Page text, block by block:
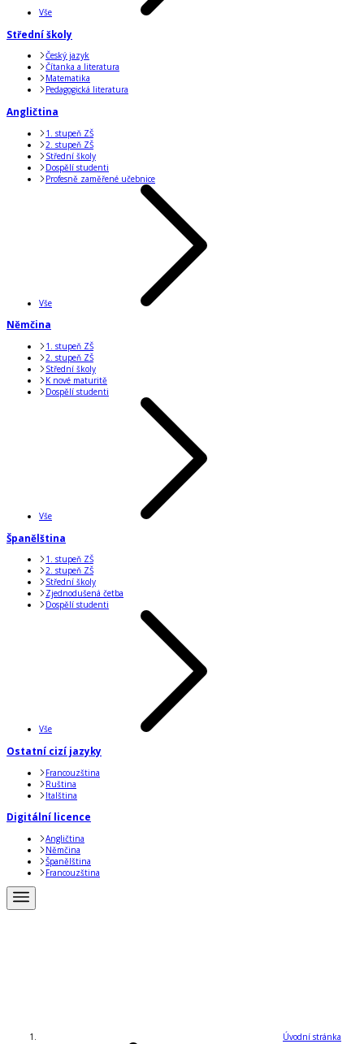
Vše
Střední školy
Český jazyk
Čítanka a literatura
Matematika
Pedagogická literatura
Angličtina
1. stupeň ZŠ
2. stupeň ZŠ
Střední školy
Dospělí studenti
Profesně zaměřené učebnice
Vše
Němčina
1. stupeň ZŠ
2. stupeň ZŠ
Střední školy
K nové maturitě
Dospělí studenti
Vše
Španělština
1. stupeň ZŠ
2. stupeň ZŠ
Střední školy
Zjednodušená četba
Dospělí studenti
Vše
Ostatní cizí jazyky
Francouzština
Ruština
Italština
Digitální licence
Angličtina
Němčina
Španělština
Francouzština
Úvodní stránka